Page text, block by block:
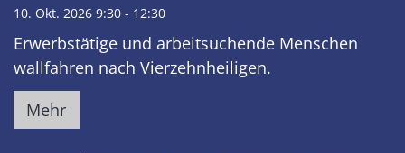
10. Okt. 2026 9:30 - 12:30
Erwerbstätige und arbeitsuchende Menschen
wallfahren nach Vierzehnheiligen.
Mehr